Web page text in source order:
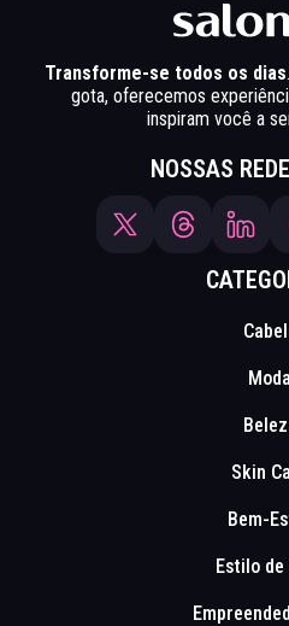
Transforme-se todos os dias
gota, oferecemos
inspiram você a
NOSSAS
Moda
Skin
Bem-
Estilo de